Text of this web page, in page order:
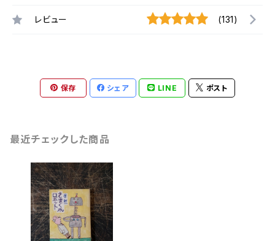
レビュー (131)
保存 シェア LINE ポスト
最近チェックした商品